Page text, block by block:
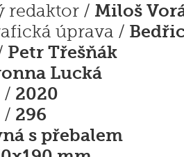
redaktor / Miloš
úprava /
Petr Třešňák
Lucká
/ 2020
/ 296
s přebalem